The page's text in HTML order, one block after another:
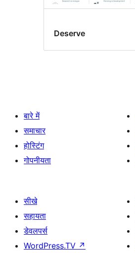
Deserve
बारे में
समाचार
होस्टिंग
गोपनीयता
सीखे
सहायता
डेवलपर्स
WordPress.TV ↗